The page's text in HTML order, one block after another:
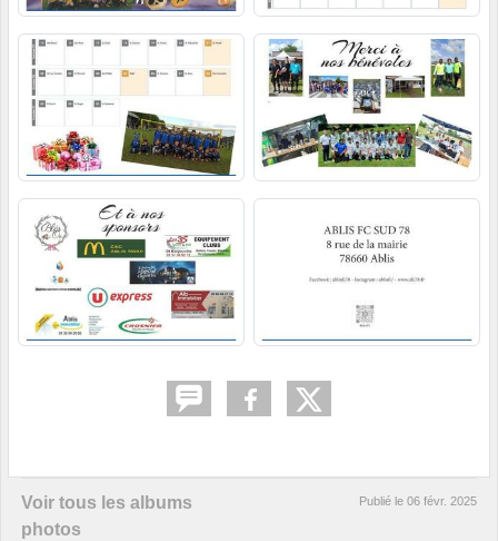
Voir tous les albums
photos
Publié le 06 févr. 2025